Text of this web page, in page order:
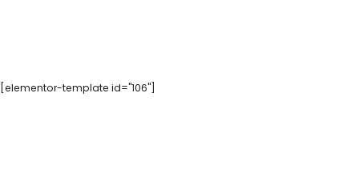
[elementor-template id="106"]